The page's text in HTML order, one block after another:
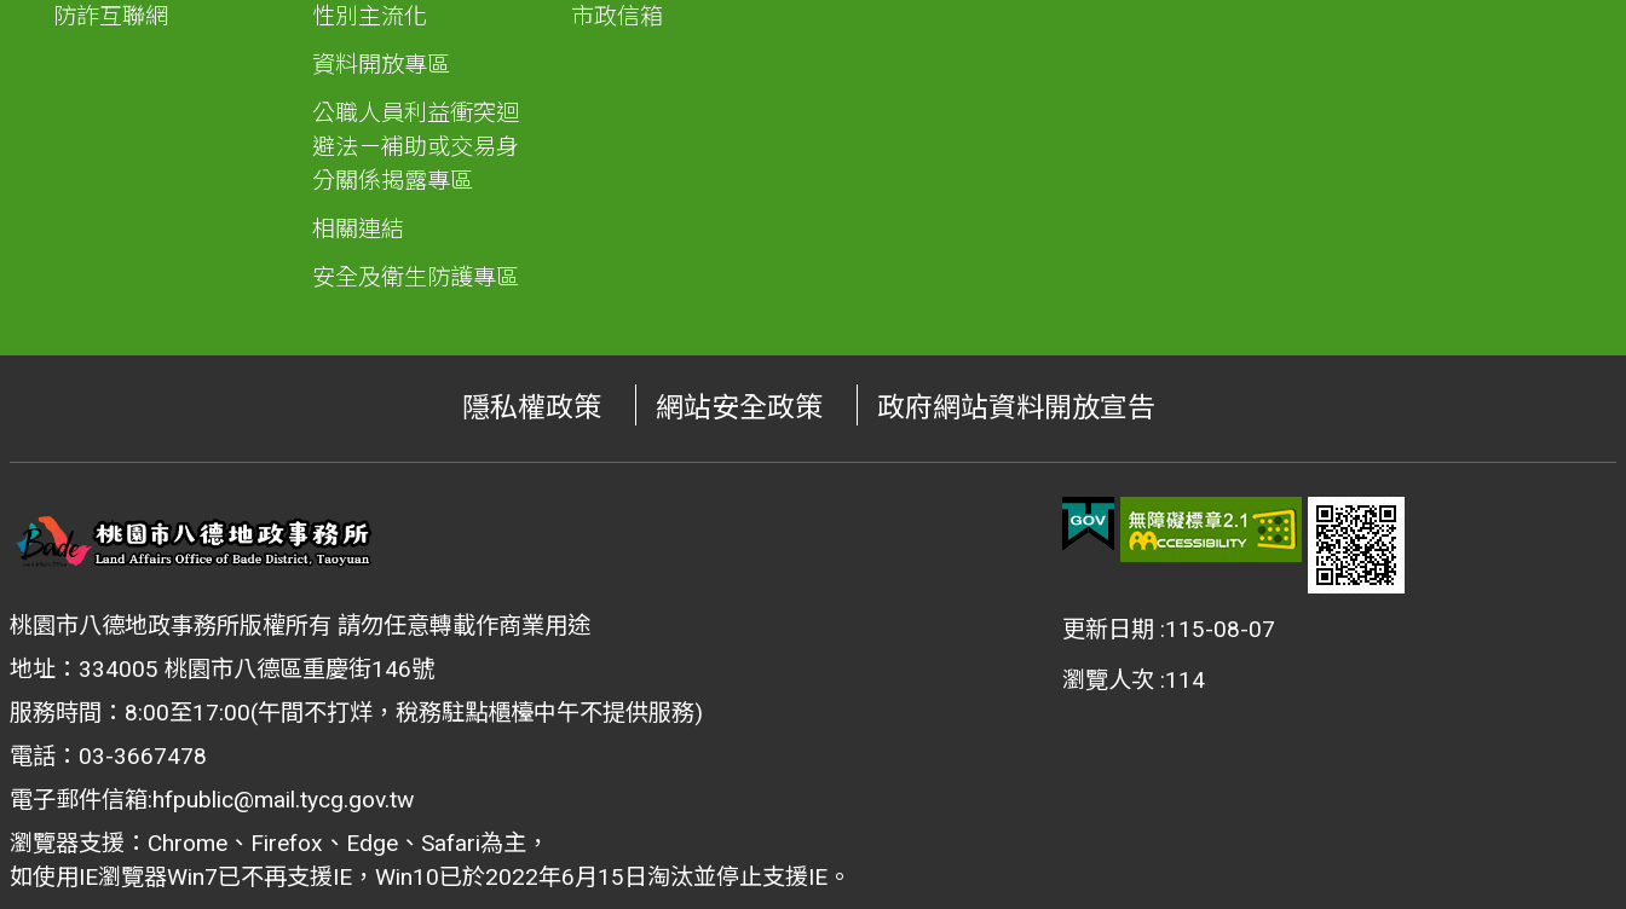
防詐互聯網
性別主流化
資料開放專區
公職人員利益衝突迴
避法－補助或交易身
分關係揭露專區
相關連結
安全及衛生防護專區
市政信箱
隱私權政策 網站安全政策 政府網站資料開放宣告
桃園市八德地政事務所版權所有 請勿任意轉載作商業用途
地址：334005 桃園市八德區重慶街146號
服務時間：8:00至17:00(午間不打烊，稅務駐點櫃檯中午不提供服務)
電話：03-3667478
電子郵件信箱:hfpublic@mail.tycg.gov.tw
瀏覽器支援：Chrome、Firefox、Edge、Safari為主，
如使用IE瀏覽器Win7已不再支援IE，Win10已於2022年6月15日淘汰並停止支援IE。
更新日期 115-08-07
瀏覽人次 114